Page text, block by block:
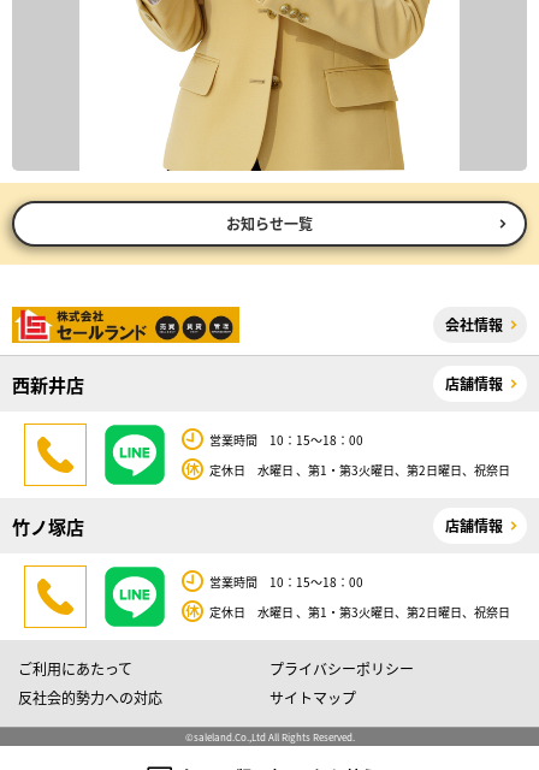
お知らせ一覧
会社情報
西新井店 店舗情報
営業時間 10：15～18：00
定休日 水曜日 、第1・第3火曜日、第2日曜日、祝祭日
竹ノ塚店 店舗情報
営業時間 10：15～18：00
定休日 水曜日 、第1・第3火曜日、第2日曜日、祝祭日
ご利用にあたって
プライバシーポリシー
反社会的勢力への対応
サイトマップ
©saleland.Co.,Ltd All Rights Reserved.